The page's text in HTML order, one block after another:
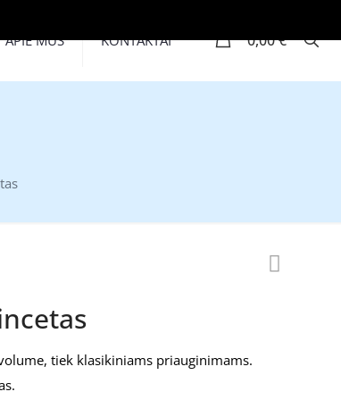
APIE MUS KONTAKTAI 0,00 €
tiek klasikiniams priauginimams.